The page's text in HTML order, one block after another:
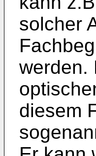
solcher
werden.
diesem